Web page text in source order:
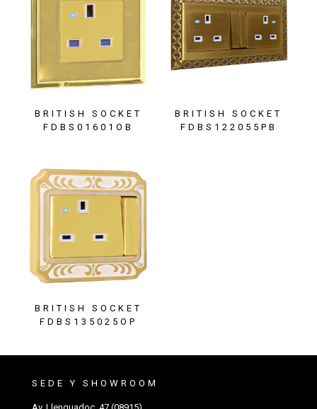
BRITISH SOCKET
FDBS01601OB
BRITISH SOCKET
FDBS122055PB
BRITISH SOCKET
FDBS135025OP
SEDE Y SHOWROOM